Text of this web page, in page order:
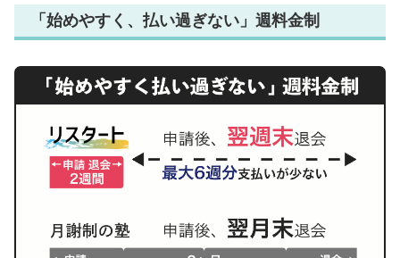
「始めやすく、払い過ぎない」週料金制